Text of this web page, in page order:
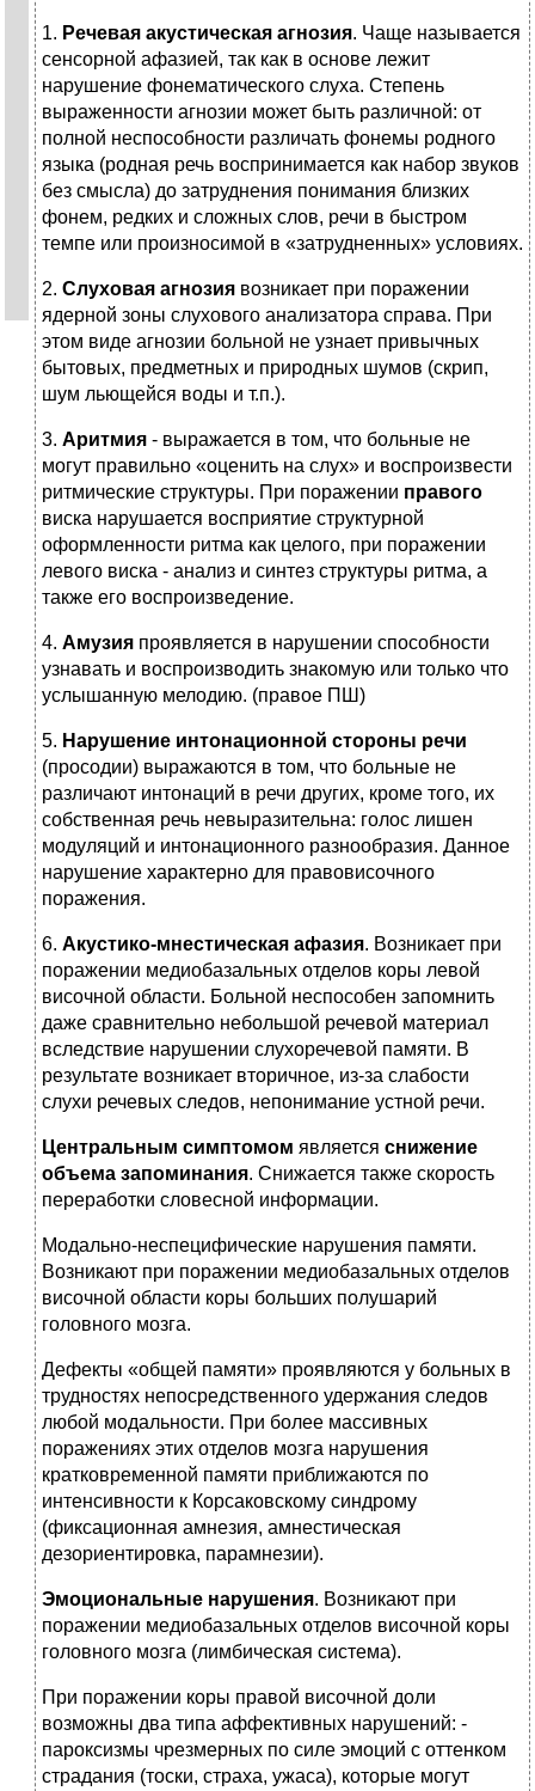
1. Речевая акустическая агнозия. Чаще называется
сенсорной афазией, так как в основе лежит
нарушение фонематического слуха. Степень
выраженности агнозии может быть различной: от
полной неспособности различать фонемы родного
языка (родная речь воспринимается как набор звуков
без смысла) до затруднения понимания близких
фонем, редких и сложных слов, речи в быстром
темпе или произносимой в «затрудненных» условиях.
2. Слуховая агнозия возникает при поражении
ядерной зоны слухового анализатора справа. При
этом виде агнозии больной не узнает привычных
бытовых, предметных и природных шумов (скрип,
шум льющейся воды и т.п.).
3. Аритмия - выражается в том, что больные не
могут правильно «оценить на слух» и воспроизвести
ритмические структуры. При поражении правого
виска нарушается восприятие структурной
оформленности ритма как целого, при поражении
левого виска - анализ и синтез структуры ритма, а
также его воспроизведение.
4. Амузия проявляется в нарушении способности
узнавать и воспроизводить знакомую или только что
услышанную мелодию. (правое ПШ)
5. Нарушение интонационной стороны речи
(просодии) выражаются в том, что больные не
различают интонаций в речи других, кроме того, их
собственная речь невыразительна: голос лишен
модуляций и интонационного разнообразия. Данное
нарушение характерно для правовисочного
поражения.
6. Акустико-мнестическая афазия. Возникает при
поражении медиобазальных отделов коры левой
височной области. Больной неспособен запомнить
даже сравнительно небольшой речевой материал
вследствие нарушении слухоречевой памяти. В
результате возникает вторичное, из-за слабости
слухи речевых следов, непонимание устной речи.
Центральным симптомом является снижение
объема запоминания. Снижается также скорость
переработки словесной информации.
Модально-неспецифические нарушения памяти.
Возникают при поражении медиобазальных отделов
височной области коры больших полушарий
головного мозга.
Дефекты «общей памяти» проявляются у больных в
трудностях непосредственного удержания следов
любой модальности. При более массивных
поражениях этих отделов мозга нарушения
кратковременной памяти приближаются по
интенсивности к Корсаковскому синдрому
(фиксационная амнезия, амнестическая
дезориентировка, парамнезии).
Эмоциональные нарушения. Возникают при
поражении медиобазальных отделов височной коры
головного мозга (лимбическая система).
При поражении коры правой височной доли
возможны два типа аффективных нарушений: -
пароксизмы чрезмерных по силе эмоций с оттенком
страдания (тоски, страха, ужаса), которые могут